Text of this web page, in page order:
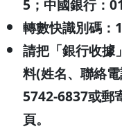
5 ；中國銀行：
轉數快識別碼：
請把「銀行收據
料(姓名、聯絡
5742-6837或郵
頁。